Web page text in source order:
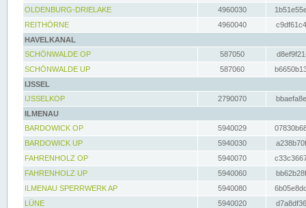
OLDENBURG-DRIELAKE
4960030
REITHÖRNE
4960040
HAVELKANAL
SCHÖNWALDE OP
587050
SCHÖNWALDE UP
587060
IJSSEL
IJSSELKOP
2790070
ILMENAU
BARDOWICK OP
5940029
BARDOWICK UP
5940030
FAHRENHOLZ OP
5940070
FAHRENHOLZ UP
5940060
ILMENAU SPERRWERK AP
5940080
LÜNE
5940020